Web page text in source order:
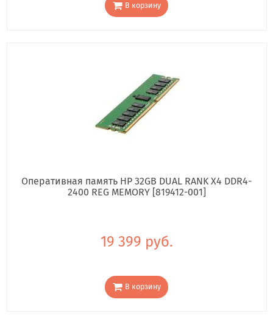
В корзину
Оперативная память HP 32GB DUAL RANK X4 DDR4-
2400 REG MEMORY [819412-001]
19 399 руб.
В корзину